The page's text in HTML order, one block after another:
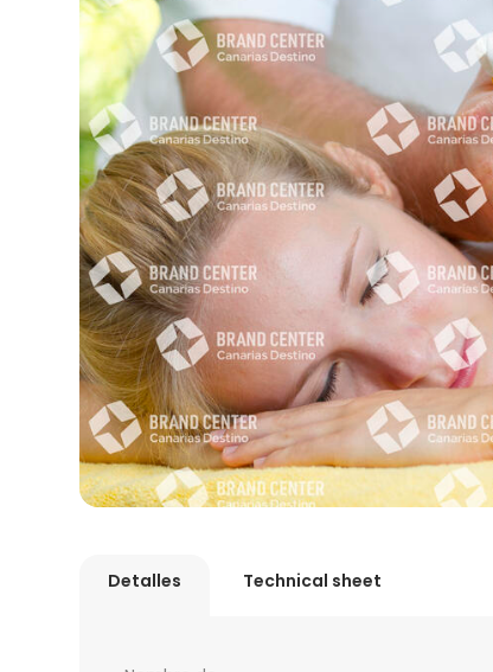
Detalles Technical sheet